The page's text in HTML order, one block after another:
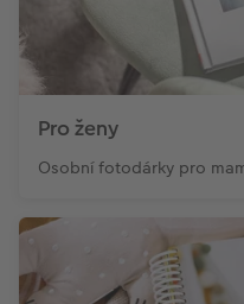
Pro ženy
Osobní fotodárky pro